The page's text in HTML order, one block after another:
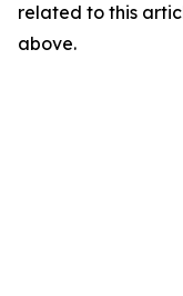
related to this
above.